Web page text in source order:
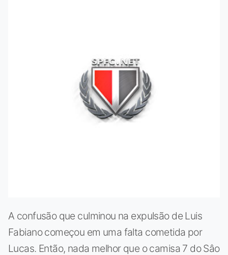
A confusão que culminou na expulsão de Luis
Fabiano começou em uma falta cometida por
Lucas. Então, nada melhor que o camisa 7 do Sâo